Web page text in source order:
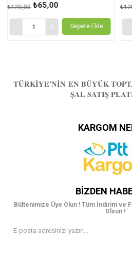
₺65,00
₺120,00
Sepete Ekle
TÜRKIYE'NIN EN BÜYÜK
ŞAL SATIŞ
KARGOM
BIZDEN
Bültenimize Üye Olun ! Tüm İndirim ve
Olsun !